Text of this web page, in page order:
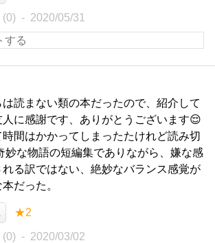
(0) 2020/05/31
は読まない類の本だったので、紹介して
人に感謝です、ありがとうございます😌
間はかかってしまったたけれど読み切
な物語の短編集でありながら、嫌な感
れる訳ではない、絶妙なバランス感覚が
だった。
★2
(0) 2020/03/02